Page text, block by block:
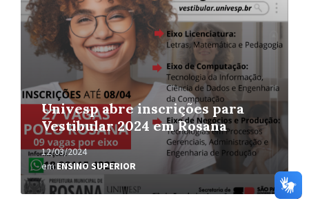
Univesp abre inscrições para
Vestibular 2024 em Rosana
12/03/2024
emENSINO SUPERIOR